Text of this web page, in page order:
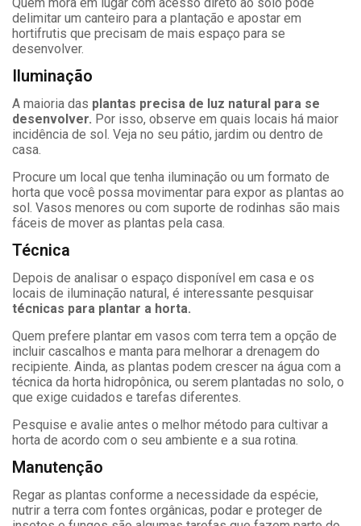
delimitar um canteiro para a plantação e apostar em
hortifrutis que precisam de mais espaço para se
desenvolver.
Iluminação
A maioria das plantas precisa de luz natural para se
desenvolver. Por isso, observe em quais locais há maior
incidência de sol. Veja no seu pátio, jardim ou dentro de
casa.
Procure um local que tenha iluminação ou um formato de
horta que você possa movimentar para expor as plantas ao
sol. Vasos menores ou com suporte de rodinhas são mais
fáceis de mover as plantas pela casa.
Técnica
Depois de analisar o espaço disponível em casa e os
locais de iluminação natural, é interessante pesquisar
técnicas para plantar a horta.
Quem prefere plantar em vasos com terra tem a opção de
incluir cascalhos e manta para melhorar a drenagem do
recipiente. Ainda, as plantas podem crescer na água com a
técnica da horta hidropônica, ou serem plantadas no solo, o
que exige cuidados e tarefas diferentes.
Pesquise e avalie antes o melhor método para cultivar a
horta de acordo com o seu ambiente e a sua rotina.
Manutenção
Regar as plantas conforme a necessidade da espécie,
nutrir a terra com fontes orgânicas, podar e proteger de